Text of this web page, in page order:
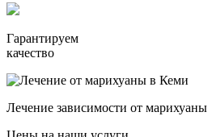
Гарантируем
качество
Лечение зависимости от марихуаны